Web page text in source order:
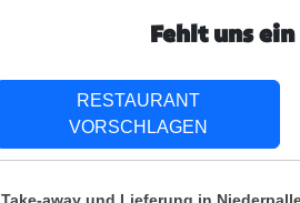
Fehlt uns
RESTAURANT
VORSCHLAGEN